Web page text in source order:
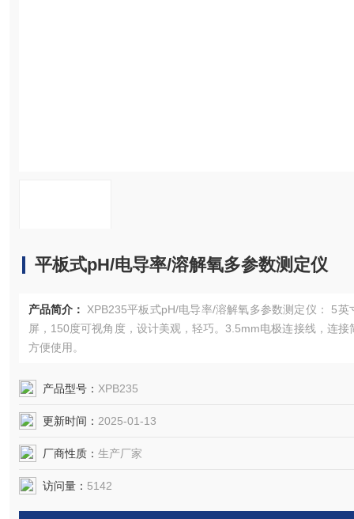
平板式pH/电导率/溶解氧多参数测定仪
产品简介：
XPB235平板式pH/电导率/溶解氧多参数测定仪： 5英
屏，150度可视角度，设计美观，轻巧。3.5mm电极连接线，连接
方便使用。
产品型号： XPB235
更新时间： 2025-01-13
厂商性质： 生产厂家
访问量： 5142